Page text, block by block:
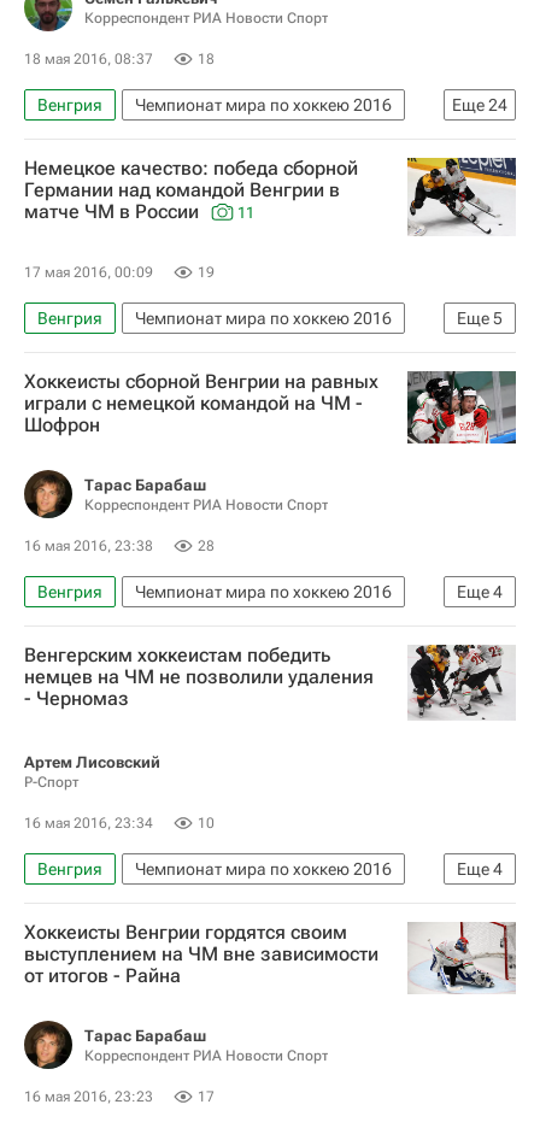
Корреспондент РИА Новости Спорт
18 мая 2016, 08:37 18
Еще24
Венгрия
Чемпионат мира по хоккею 2016
Хоккей
Спорт
Владислав Третьяк
Андрей Назаров
Рой Йохансен
Петтер Торесен
Дэйв Льюис
Финляндия
Швеция
Германия
Белоруссия
Остон Мэттьюс
Патрик Лайне
Лео Комаров
Артемий Панарин
Вадим Шипачев
Немецкое качество: победа сборной
Германии над командой Венгрии в
матче ЧМ в России
11
17 мая 2016, 00:09 19
Еще5
Венгрия
Чемпионат мира по хоккею 2016
Хоккей
Спорт
Фото
Чемпионат мира по хоккею
Германия
Хоккеисты сборной Венгрии на равных
играли с немецкой командой на ЧМ -
Шофрон
Тарас Барабаш
Корреспондент РИА Новости Спорт
16 мая 2016, 23:38 28
Еще4
Венгрия
Чемпионат мира по хоккею 2016
Хоккей
Спорт
Чемпионат мира по хоккею
Иштван Шофрон
Венгерским хоккеистам победить
немцев на ЧМ не позволили удаления
- Черномаз
Артем Лисовский
Р-Спорт
16 мая 2016, 23:34 10
Еще4
Венгрия
Чемпионат мира по хоккею 2016
Хоккей
Спорт
Рич Черномаз
Чемпионат мира по хоккею
Хоккеисты Венгрии гордятся своим
выступлением на ЧМ вне зависимости
от итогов - Райна
Тарас Барабаш
Корреспондент РИА Новости Спорт
16 мая 2016, 23:23 17